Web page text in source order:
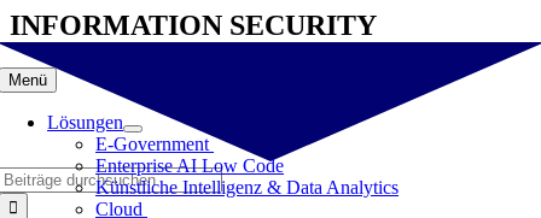
Zum
Inhalt
springen
Menü
Lösungen
E-Government
Enterprise AI Low Code
Künstliche Intelligenz & Data Analytics
Cloud
INFORMATION SECURITY